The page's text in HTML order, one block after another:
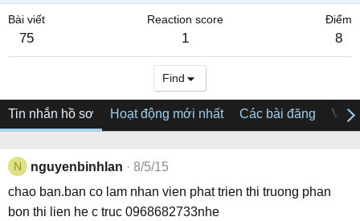
Bài viết
75
Reaction score
1
Điểm
8
Find
Tin nhắn hồ sơ Hoạt động mới nhất Các bài đăng Về
N nguyenbinhlan
8/5/15
chao ban.ban co lam nhan vien phat trien thi truong phan
bon thi lien he c truc 0968682733nhe